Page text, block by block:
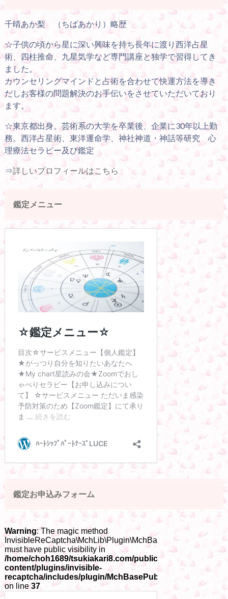
千晴あか梨 （ちばあかり）略歴
☆子供の頃から星に深い興味を持ち長年に渡り西洋占星
術、四柱推命、九星気学など専門講座と独学で習得してき
ました。
カウンセリングマインドと占術を合わせて快運方法を導き
だしお客様の問題解決のお手伝いをさせていただいており
ます。
☆東京都出身。芸術系の大学を卒業後、企業に30年以上勤
務。西洋占星術、東洋運命学、神社神道・神話等研究 心
理療法セラピー及び鑑定
⇒詳しいプロフィールはこちら
鑑定メニュー
鑑定お申込みフォーム